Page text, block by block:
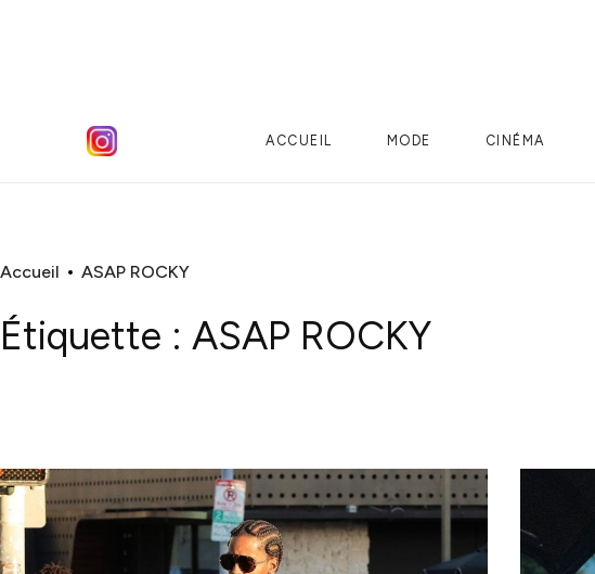
ACCUEIL MODE CINÉMA
Accueil ASAP ROCKY
Étiquette : ASAP ROCKY